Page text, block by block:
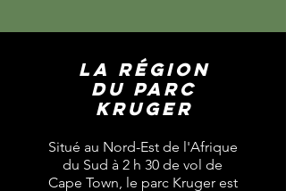
La région
du parc
Kruger
Situé au Nord-Est de l'Afrique
du Sud à 2 h 30 de vol de
Cape Town, le parc Kruger est